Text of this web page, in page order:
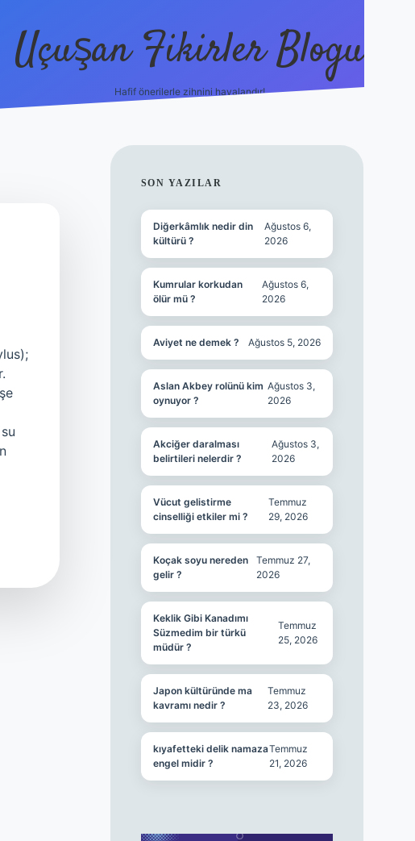
Uçuşan Fikirler Blogu
Hafif önerilerle zihnini havalandır!
SIDEBAR
SON YAZILAR
Diğerkâmlık nedir din
kültürü ?
Ağustos 6,
2026
Kumrular korkudan
ölür mü ?
Ağustos 6,
2026
Aviyet ne demek ? Ağustos 5, 2026
Aslan Akbey rolünü kim
oynuyor ?
Ağustos 3,
2026
Akciğer daralması
belirtileri nelerdir ?
Ağustos 3,
2026
Vücut gelistirme
cinselliği etkiler mi ?
Temmuz
29, 2026
Koçak soyu nereden
gelir ?
Temmuz 27,
2026
Keklik Gibi Kanadımı
Süzmedim bir türkü
müdür ?
Temmuz
25, 2026
Japon kültüründe ma
kavramı nedir ?
Temmuz
23, 2026
kıyafetteki delik namaza
engel midir ?
Temmuz
21, 2026
https://